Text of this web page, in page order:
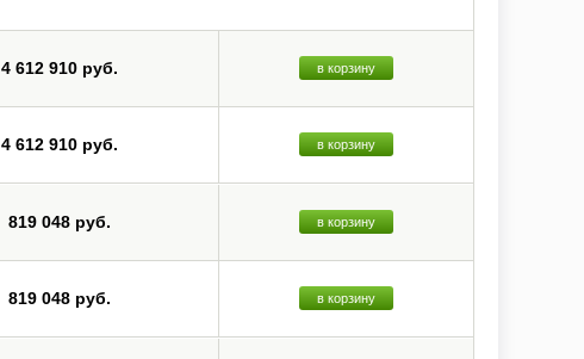
4 612 910 руб. в корзину
4 612 910 руб. в корзину
819 048 руб. в корзину
819 048 руб. в корзину